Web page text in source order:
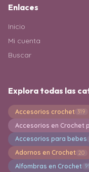
Enlaces
Inicio
Mi cuenta
Buscar
Explora todas las
Accesorios crochet 319
Accesorios en Crochet
Accesorios para bebes
Adornos en Crochet 20
Alfombras en Crochet